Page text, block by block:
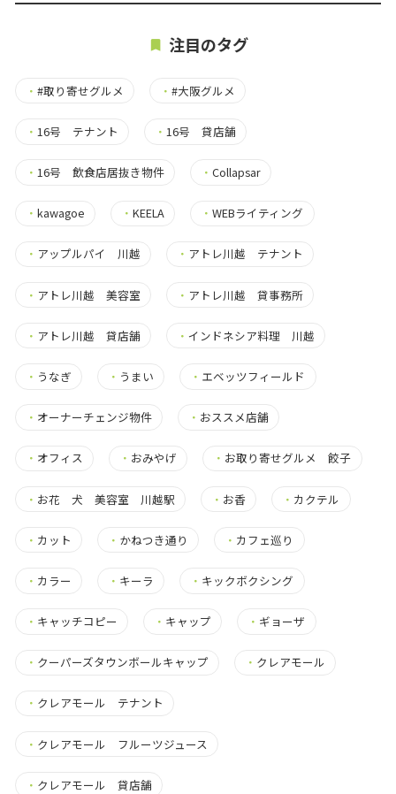
注目のタグ
・ #取り寄せグルメ ・#大阪グルメ
・ 16号 テナント ・16号 貸店舗
・ 16号 飲食店居抜き物件 ・Collapsar
・ kawagoe ・KEELA ・WEBライティング
・ アップルパイ 川越 ・ アトレ川越 テナント
・ アトレ川越 美容室 ・ アトレ川越 貸事務所
・ アトレ川越 貸店舗 ・ インドネシア料理 川越
・ うなぎ ・ うまい ・ エベッツフィールド
・ オーナーチェンジ物件 ・ おススメ店舗
・ オフィス ・ おみやげ ・ お取り寄せグルメ 餃子
・ お花 犬 美容室 川越駅 ・ お香 ・ カクテル
・ カット ・ かねつき通り ・ カフェ巡り
・ カラー ・ キーラ ・ キックボクシング
・ キャッチコピー ・ キャップ ・ ギョーザ
・ クーパーズタウンボールキャップ ・ クレアモール
・ クレアモール テナント
・ クレアモール フルーツジュース
・ クレアモール 貸店舗